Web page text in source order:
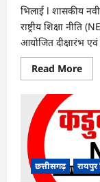
…
भिलाई l शासकीय
राष्ट्रीय शिक्षा नीति
आयोजित दीक्षारंभ
Read MoreRead
more
:
देने
वाले
बनें:
में
छत्तीसगढ़